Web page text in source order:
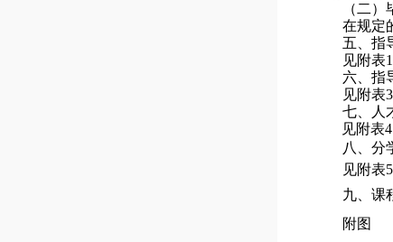
（二
在规定
五、指
见附表
六、指
见附表3
七、人
见附表4
八、分
见附表5
九、 课
附图